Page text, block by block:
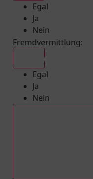
Egal
Ja
Nein
Fremdvermittlung:
Egal
Ja
Nein